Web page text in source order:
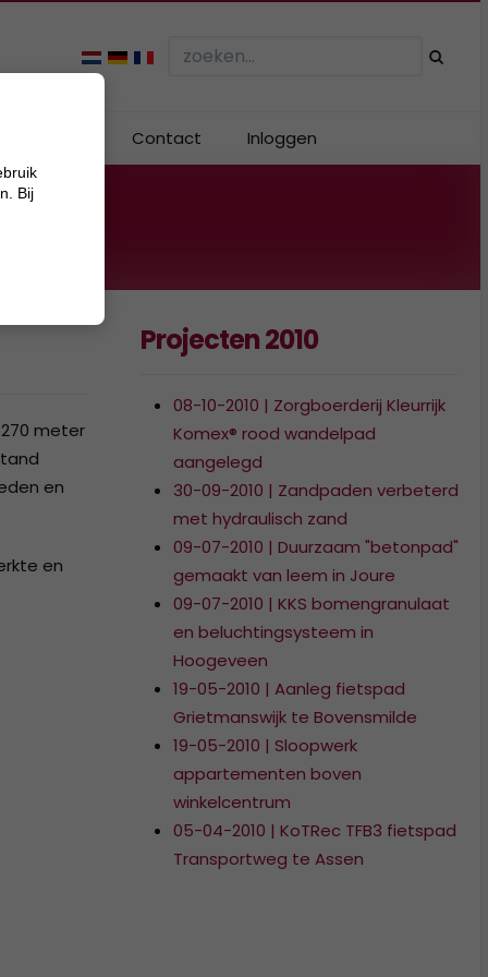
Contact Inloggen
meter
en
en
Projecten 2010
08-10-2010 | Zorgboerderij Kleurrijk
Komex® rood wandelpad
aangelegd
30-09-2010 | Zandpaden verbeterd
met hydraulisch zand
09-07-2010 | Duurzaam "betonpad"
gemaakt van leem in Joure
09-07-2010 | KKS bomengranulaat
en beluchtingsysteem in
Hoogeveen
19-05-2010 | Aanleg fietspad
Grietmanswijk te Bovensmilde
19-05-2010 | Sloopwerk
appartementen boven
winkelcentrum
05-04-2010 | KoTRec TFB3 fietspad
Transportweg te Assen
Bij